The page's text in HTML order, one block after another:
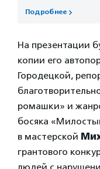
Подробнее
На презентации
копии его
Городецкой,
ромашки» и
босяка
в мастерской
грантового